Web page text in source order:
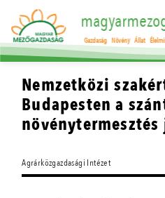
Gazdaság Növény Állat
Nemzetközi
Budapesten a
Agrárközgazdasági Intézet